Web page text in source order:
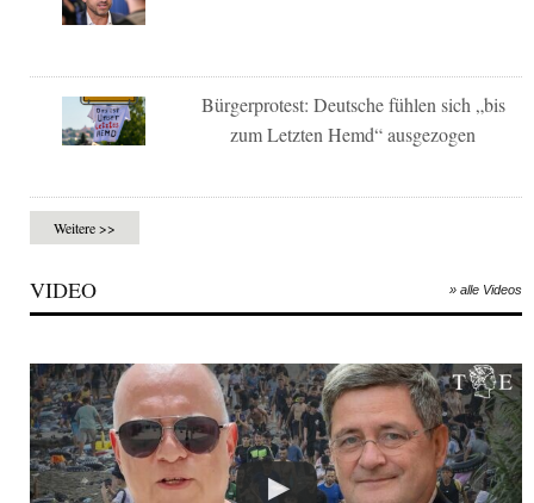
Bürgerprotest: Deutsche fühlen sich „bis
zum Letzten Hemd“ ausgezogen
Weitere >>
VIDEO » alle Videos